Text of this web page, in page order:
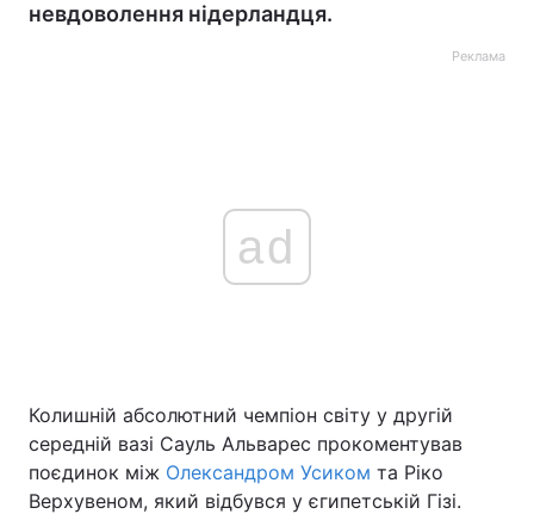
Україна
Економіка Світ
невдоволення нідерландця.
Реклама
ad
Колишній абсолютний чемпіон світу у другій
середній вазі Сауль Альварес прокоментував
поєдинок між Олександром Усиком та Ріко
Верхувеном, який відбувся у єгипетській Гізі.